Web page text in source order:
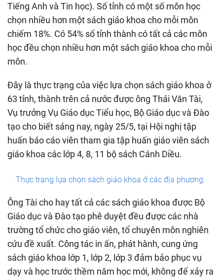
Tiếng Anh và Tin học). Số tỉnh có một số môn học
chọn nhiều hơn một sách giáo khoa cho mỗi môn
chiếm 18%. Có 54% số tỉnh thành có tất cả các môn
học đều chọn nhiều hơn một sách giáo khoa cho mỗi
môn.
Đây là thực trạng của việc lựa chọn sách giáo khoa ở
63 tỉnh, thành trên cả nước được ông Thái Văn Tài,
Vụ trưởng Vụ Giáo dục Tiểu học, Bộ Giáo dục và Đào
tạo cho biết sáng nay, ngày 25/5, tại Hội nghị tập
huấn báo cáo viên tham gia tập huấn giáo viên sách
giáo khoa các lớp 4, 8, 11 bộ sách Cánh Diều.
Thực trạng lựa chọn sách giáo khoa ở các địa phương.
Ông Tài cho hay tất cả các sách giáo khoa được Bộ
Giáo dục và Đào tạo phê duyệt đều được các nhà
trường tổ chức cho giáo viên, tổ chuyên môn nghiên
cứu đề xuất. Công tác in ấn, phát hành, cung ứng
sách giáo khoa lớp 1, lớp 2, lớp 3 đảm bảo phục vụ
dạy và học trước thềm năm học mới, không để xảy ra